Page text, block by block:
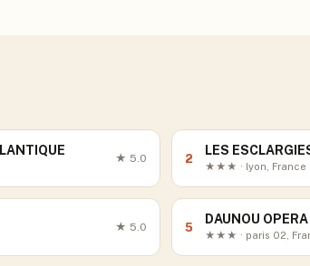
★ 5.0 2
LES
★★★ · lyon, France
★ 5.0 5
DAUNOU
★★★ · paris 02,